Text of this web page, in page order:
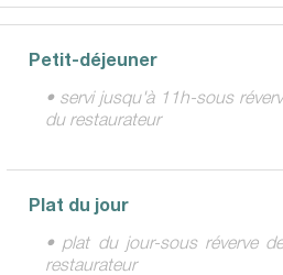
Petit-déjeuner
• servi jusqu'à 11h-sous
du restaurateur
Plat du jour
• plat du jour-sous réverve
restaurateur